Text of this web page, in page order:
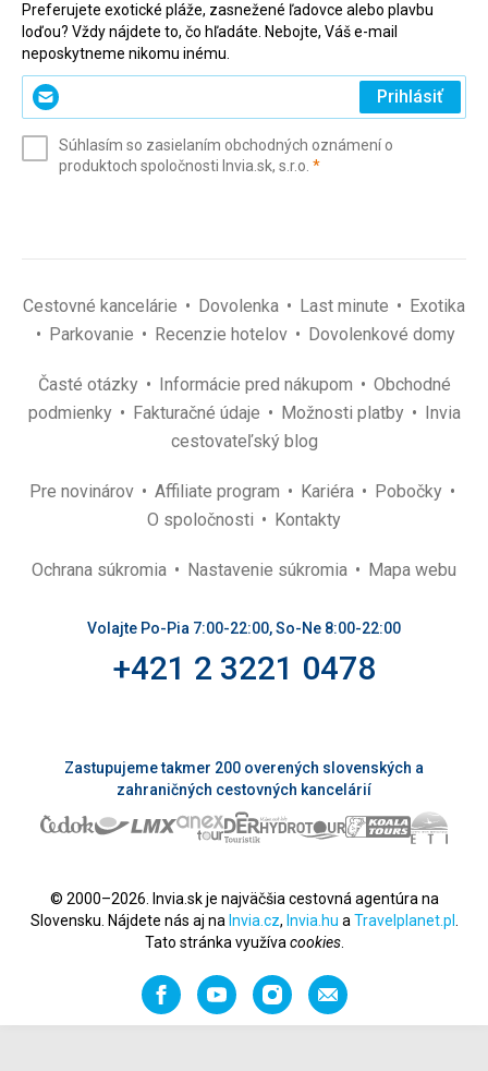
Preferujete exotické pláže, zasnežené ľadovce alebo plavbu
loďou? Vždy nájdete to, čo hľadáte. Nebojte, Váš e-mail
neposkytneme nikomu inému.
Zadajte
svoj
(povinné)
Prihlásiť
Súhlasím so zasielaním obchodných oznámení o
produktoch spoločnosti Invia.sk, s.r.o. *(povinné)
Cestovné kancelárie Dovolenka Last minute
Exotika
Parkovanie
Recenzie hotelov Dovolenkové domy
Časté otázky Informácie pred nákupom
Obchodné
podmienky
Fakturačné údaje Možnosti platby
Invia
cestovateľský blog
Pre novinárov Affiliate program Kariéra
Pobočky
O spoločnosti
Kontakty
Ochrana súkromia Nastavenie súkromia Mapa webu
Volajte Po-Pia 7:00-22:00, So-Ne 8:00-22:00
+421 2 3221 0478
Zastupujeme takmer 200 overených slovenských a
zahraničných cestovných kancelárií
© 2000–2026. Invia.sk je najväčšia cestovná agentúra na
Slovensku. Nájdete nás aj na Invia.cz, Invia.hu a Travelplanet.pl
Tato stránka využíva cookies.
FacebookYouTubeInstagramOdporučiť